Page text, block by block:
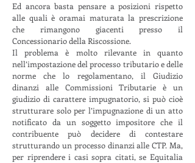
Ed ancora basta pensare a posizioni rispetto
alle quali è oramai maturata la prescrizione
che rimangono giacenti presso il
Concessionario della Riscossione.
Il problema è molto rilevante in quanto
nell’impostazione del processo tributario e delle
norme che lo regolamentano, il Giudizio
dinanzi alle Commissioni Tributarie è un
giudizio di carattere impugnatorio, si può cioè
strutturare solo per l’impugnazione di un atto
notificato da un soggetto impositore che il
contribuente può decidere di contestare
strutturando un processo dinanzi alle CTP. Ma,
per riprendere i casi sopra citati, se Equitalia